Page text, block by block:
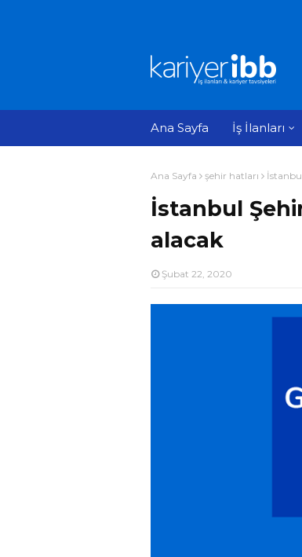
Ana Sayfa İş İlanları
Ana Sayfa şehir hatları
İstanbul
alacak
Şubat 22, 2020